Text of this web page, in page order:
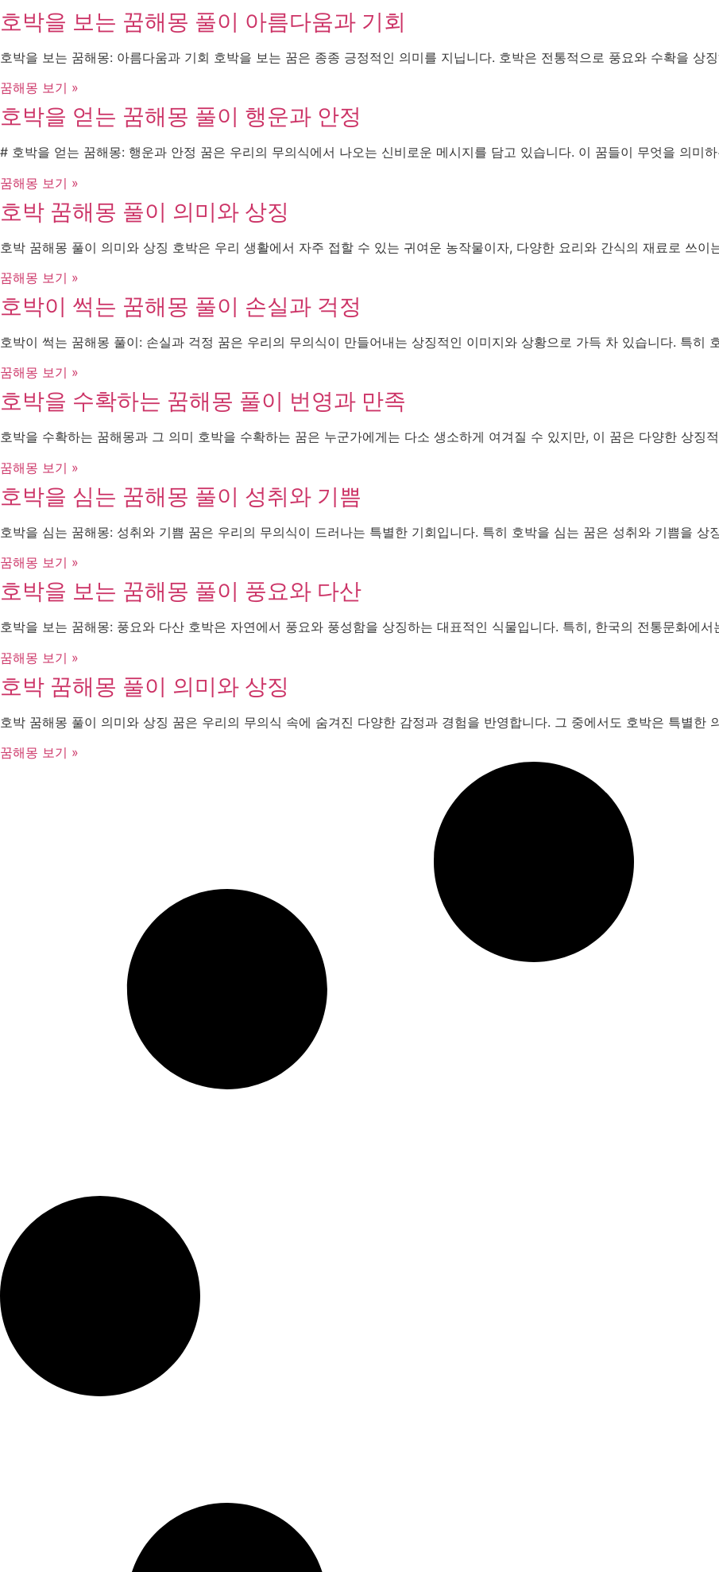
호박을 보는 꿈해몽 풀이 아름다움과 기회
호박을 보는 꿈해몽: 아름다움과 기회 호박을 보는 꿈은 종종 긍정적인 의미를 지닙니다. 호박은 전통적으로 풍요와 수확을 상
꿈해몽 보기 »
호박을 얻는 꿈해몽 풀이 행운과 안정
# 호박을 얻는 꿈해몽: 행운과 안정 꿈은 우리의 무의식에서 나오는 신비로운 메시지를 담고 있습니다. 이 꿈들이 무엇을 의미
꿈해몽 보기 »
호박 꿈해몽 풀이 의미와 상징
호박 꿈해몽 풀이 의미와 상징 호박은 우리 생활에서 자주 접할 수 있는 귀여운 농작물이자, 다양한 요리와 간식의 재료로 쓰이
꿈해몽 보기 »
호박이 썩는 꿈해몽 풀이 손실과 걱정
호박이 썩는 꿈해몽 풀이: 손실과 걱정 꿈은 우리의 무의식이 만들어내는 상징적인 이미지와 상황으로 가득 차 있습니다. 특히
꿈해몽 보기 »
호박을 수확하는 꿈해몽 풀이 번영과 만족
호박을 수확하는 꿈해몽과 그 의미 호박을 수확하는 꿈은 누군가에게는 다소 생소하게 여겨질 수 있지만, 이 꿈은 다양한 상징
꿈해몽 보기 »
호박을 심는 꿈해몽 풀이 성취와 기쁨
호박을 심는 꿈해몽: 성취와 기쁨 꿈은 우리의 무의식이 드러나는 특별한 기회입니다. 특히 호박을 심는 꿈은 성취와 기쁨을 상
꿈해몽 보기 »
호박을 보는 꿈해몽 풀이 풍요와 다산
호박을 보는 꿈해몽: 풍요와 다산 호박은 자연에서 풍요와 풍성함을 상징하는 대표적인 식물입니다. 특히, 한국의 전통문화에
꿈해몽 보기 »
호박 꿈해몽 풀이 의미와 상징
호박 꿈해몽 풀이 의미와 상징 꿈은 우리의 무의식 속에 숨겨진 다양한 감정과 경험을 반영합니다. 그 중에서도 호박은 특별한
꿈해몽 보기 »